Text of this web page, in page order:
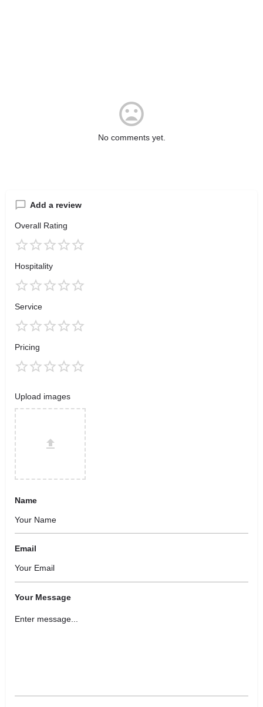
No comments yet.
Add a review
Overall Rating
Hospitality
Service
Pricing
Upload images
Name
Email
Your Message